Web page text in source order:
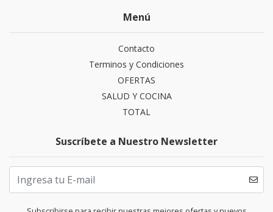
Menú
Contacto
Terminos y Condiciones
OFERTAS
SALUD Y COCINA
TOTAL
Suscríbete a Nuestro Newsletter